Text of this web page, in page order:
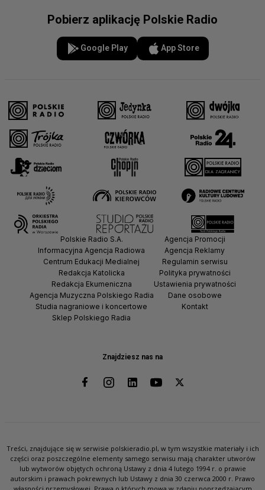
Pobierz aplikację Polskie Radio
Google Play App Store
Znajdziesz nas na
Polskie Radio S.A.
Informacyjna Agencja Radiowa
Centrum Edukacji Medialnej
Redakcja Katolicka
Redakcja Ekumeniczna
Agencja Muzyczna Polskiego Radia
Studia nagraniowe i koncertowe
Sklep Polskiego Radia
Agencja Promocji
Agencja Reklamy
Regulamin serwisu
Polityka prywatności
Ustawienia prywatności
Dane osobowe
Kontakt
Treści, znajdujące się w serwisie polskieradio.pl, w tym wszystkie materiały i ich
części oraz poszczególne elementy samego serwisu mają charakter utworów
lub wytworów objętych ochroną Ustawy z dnia 4 lutego 1994 r. o prawie
autorskim i prawach pokrewnych lub Ustawy z dnia 30 czerwca 2000 r. Prawo